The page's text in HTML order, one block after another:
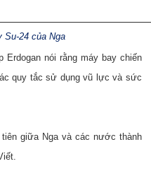
Su-24 của Nga
Erdogan nói rằng máy bay chiến
quy tắc sử dụng vũ lực và sức
giữa Nga và các nước thành